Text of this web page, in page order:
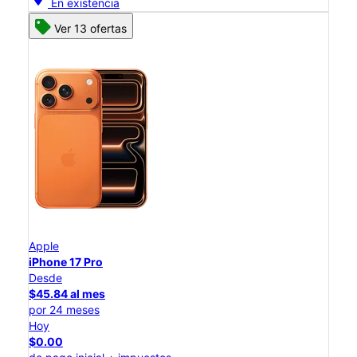
En existencia
Ver 13 ofertas
Apple
iPhone 17 Pro
Desde
$45.84 al mes
por 24 meses
Hoy
$0.00